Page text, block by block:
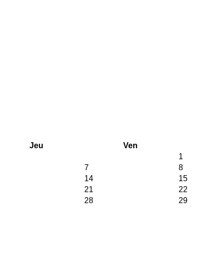
Jeu Ven
1
7 8
14 15
21 22
28 29